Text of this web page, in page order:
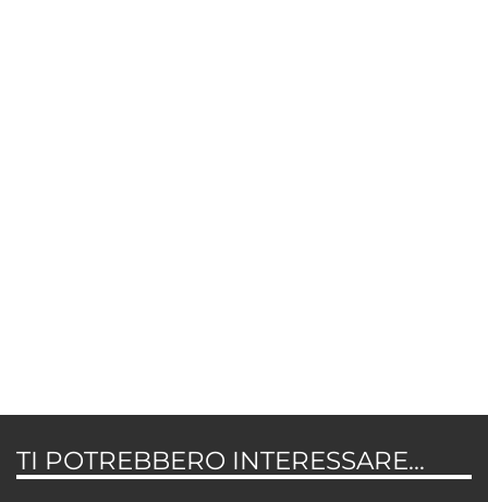
TI POTREBBERO INTERESSARE...